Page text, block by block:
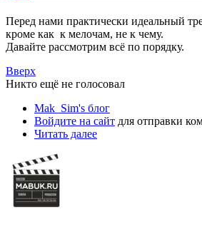
Перед нами практически идеальный
кроме как к мелочам, не к чему.
Давайте рассмотрим всё по порядку.
Вверх
Никто ещё не голосовал
Mak_Sim's блог
Войдите на сайт для отправки
Читать далее